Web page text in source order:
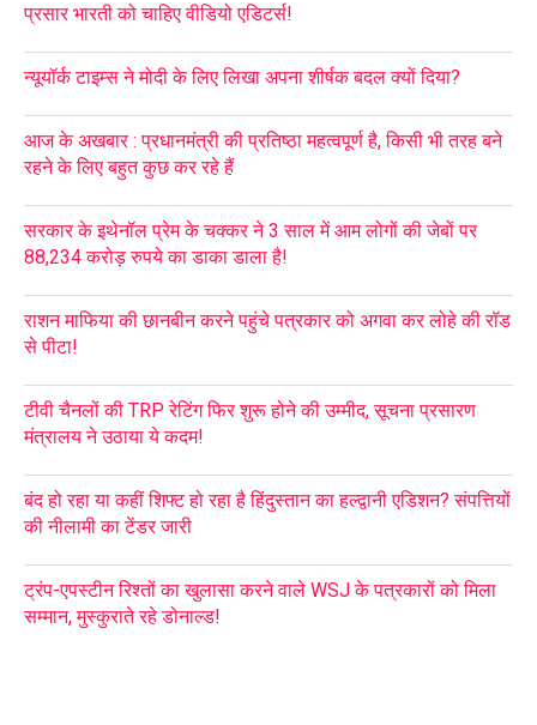
प्रसार भारती को चाहिए वीडियो एडिटर्स!
न्यूयॉर्क टाइम्स ने मोदी के लिए लिखा अपना शीर्षक बदल क्यों दिया?
आज के अखबार : प्रधानमंत्री की प्रतिष्ठा महत्वपूर्ण है, किसी भी तरह बने
रहने के लिए बहुत कुछ कर रहे हैं
सरकार के इथेनॉल प्रेम के चक्कर ने 3 साल में आम लोगों की जेबों पर
88,234 करोड़ रुपये का डाका डाला है!
राशन माफिया की छानबीन करने पहुंचे पत्रकार को अगवा कर लोहे की रॉड
से पीटा!
टीवी चैनलों की TRP रेटिंग फिर शुरू होने की उम्मीद, सूचना प्रसारण
मंत्रालय ने उठाया ये कदम!
बंद हो रहा या कहीं शिफ्ट हो रहा है हिंदुस्तान का हल्द्वानी एडिशन? संपत्तियों
की नीलामी का टेंडर जारी
ट्रंप-एपस्टीन रिश्तों का खुलासा करने वाले WSJ के पत्रकारों को मिला
सम्मान, मुस्कुराते रहे डोनाल्ड!